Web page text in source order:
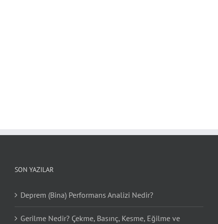
SON YAZILAR
Deprem (Bina) Performans Analizi Nedir?
Gerilme Nedir? Çekme, Basınç, Kesme, Eğilme ve